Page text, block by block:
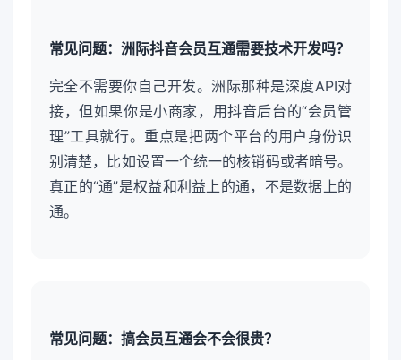
常见问题：洲际抖音会员互通需要技术开发吗？
完全不需要你自己开发。洲际那种是深度API对
接，但如果你是小商家，用抖音后台的“会员管
理”工具就行。重点是把两个平台的用户身份识
别清楚，比如设置一个统一的核销码或者暗号。
真正的“通”是权益和利益上的通，不是数据上的
通。
常见问题：搞会员互通会不会很贵？